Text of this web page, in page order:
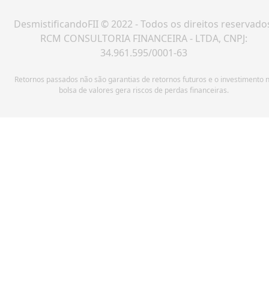
DesmistificandoFII © 2022 - Todos os direitos
RCM CONSULTORIA FINANCEIRA - LTDA, CNPJ:
34.961.595/0001-63
Retornos passados não são garantias de retornos futuros e o investimento
bolsa de valores gera riscos de perdas financeiras.